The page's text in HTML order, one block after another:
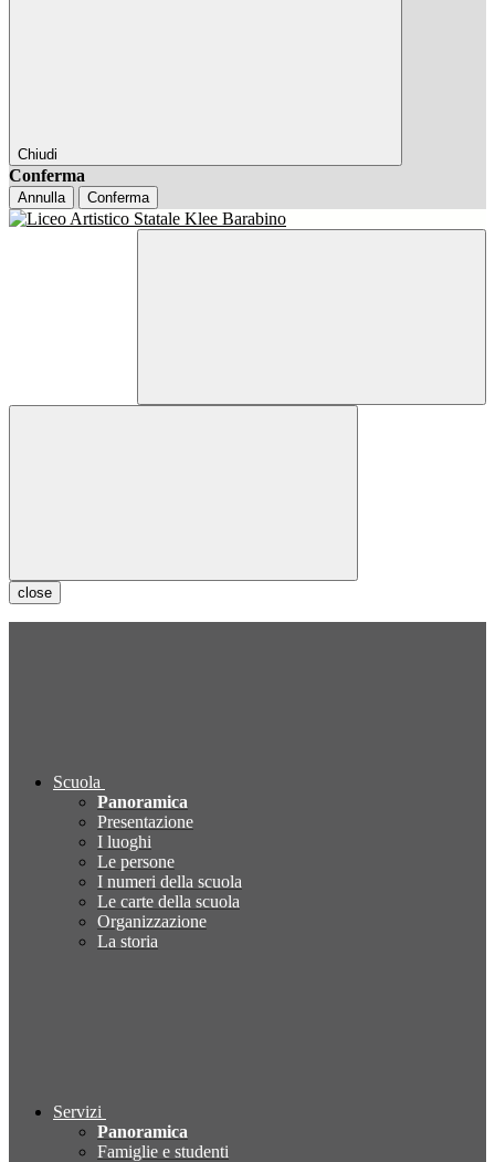
Chiudi
Conferma
Annulla Conferma
close
Scuola
Panoramica
Presentazione
I luoghi
Le persone
I numeri della scuola
Le carte della scuola
Organizzazione
La storia
Servizi
Panoramica
Famiglie e studenti